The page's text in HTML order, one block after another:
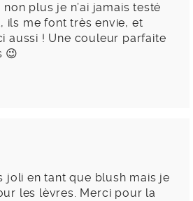
plus je n’ai jamais testé
ils me font très envie, et
aussi ! Une couleur parfaite
😉
joli en tant que blush mais je
les lèvres. Merci pour la